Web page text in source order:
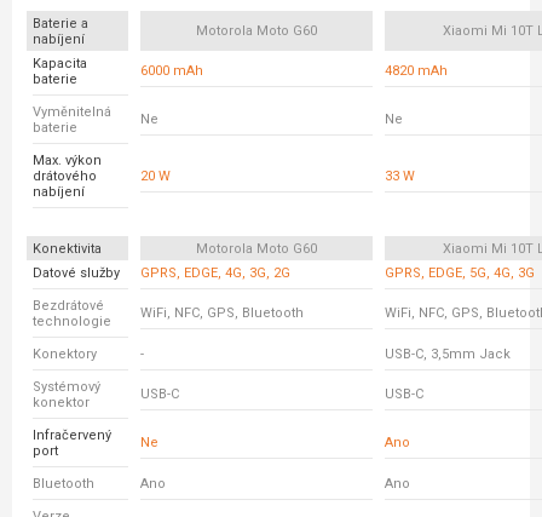
Baterie a
nabíjení
Motorola Moto G60 Xiaomi Mi 10T
Kapacita
baterie
6000 mAh 4820 mAh
Vyměnitelná
baterie
Ne Ne
Max. výkon
drátového
nabíjení
20 W 33 W
Konektivita Motorola Moto G60
Xiaomi Mi 10T
Datové služby
GPRS, EDGE, 4G, 3G, 2G GPRS, EDGE, 5G, 4G, 3G
Bezdrátové
technologie
WiFi, NFC, GPS, Bluetooth WiFi, NFC, GPS,
Konektory - USB-C, 3,5mm Jack
Systémový
konektor
USB-C USB-C
Infračervený
port
Ne Ano
Bluetooth Ano Ano